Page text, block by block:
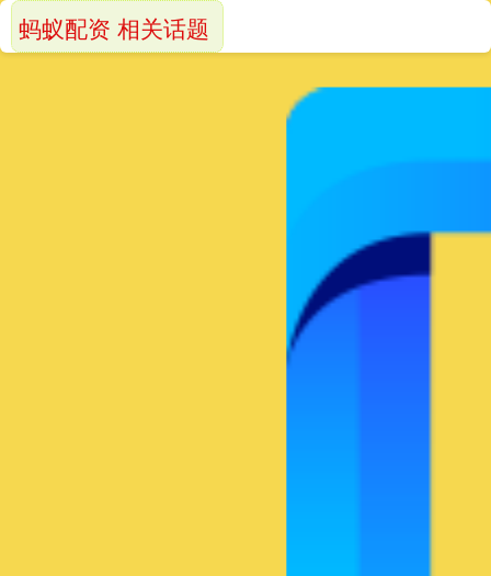
蚂蚁配资 相关话题